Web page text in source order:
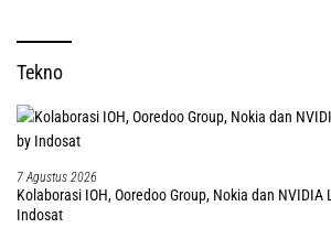
Tekno
7 Agustus 2026
Kolaborasi IOH, Ooredoo Group, Nokia dan NVIDIA
Indosat